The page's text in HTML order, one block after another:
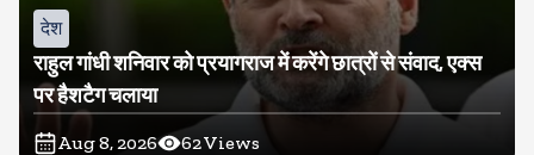
देश
राहुल गांधी शनिवार को प्रयागराज में करेंगे छात्रों से संवाद, एक्स
पर हैशटैग चलाया
Aug 8, 2026 62Views